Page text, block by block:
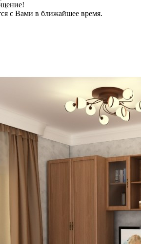
с Вами в ближайшее время.